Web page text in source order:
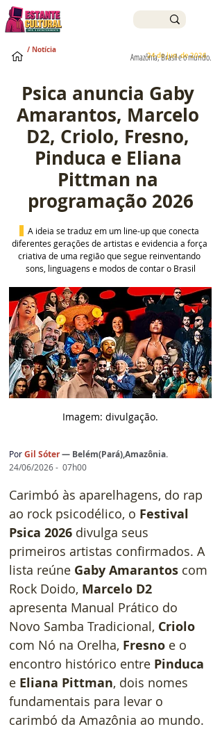
24 de jun. de 2026
Amazônia, Brasil e o mundo.
/ Notícia
Psica anuncia Gaby
Amarantos, Marcelo
D2, Criolo, Fresno,
Pinduca e Eliana
Pittman na
programação 2026
A ideia se traduz em um line-up que conecta
diferentes gerações de artistas e evidencia a força
criativa de uma região que segue reinventando
sons, linguagens e modos de contar o Brasil
Imagem: divulgação.
Por Gil Sóter— Belém(Pará),Amazônia.
24/06/2026 -  07h00
Carimbó às aparelhagens, do rap
ao rock psicodélico, o Festival
Psica 2026 divulga seus
primeiros artistas confirmados. A
lista reúne Gaby Amarantos com
Rock Doido, Marcelo D2
apresenta Manual Prático do
Novo Samba Tradicional, Criolo
com Nó na Orelha, Fresno e o
encontro histórico entre Pinduca
e Eliana Pittman, dois nomes
fundamentais para levar o
carimbó da Amazônia ao mundo.